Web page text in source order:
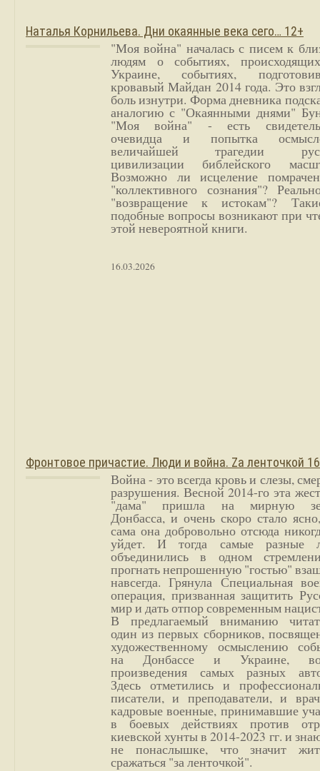
Наталья Корнильева. Дни окаянные века сего… 12+
"Моя война" началась с писем к
людям о событиях,
Украине, событиях,
кровавый Майдан 2014 года. Это
боль изнутри. Форма дневника
аналогию с "Окаянными днями"
"Моя война" - есть
очевидца и попытка
величайшей трагедии
цивилизации библейского
Возможно ли исцеление
"коллективного сознания"?
"возвращение к истокам"?
подобные вопросы возникают при
этой невероятной книги.
16.03.2026
Фронтовое причастие. Люди и война. Zа ленточкой
Война - это всегда кровь и слезы,
разрушения. Весной 2014-го эта
"дама" пришла на мирную
Донбасса, и очень скоро стало
сама она добровольно отсюда
уйдет. И тогда самые разные
объединились в одном
прогнать непрошенную "гостью"
навсегда. Грянула Специальная
операция, призванная защитить
мир и дать отпор современным
В предлагаемый вниманию
один из первых сборников,
художественному осмыслению
на Донбассе и Украине,
произведения самых разных
Здесь отметились и
писатели, и преподаватели, и
кадровые военные, принимавшие
в боевых действиях против
киевской хунты в 2014-2023 гг. и
не понаслышке, что значит
сражаться "за ленточкой".